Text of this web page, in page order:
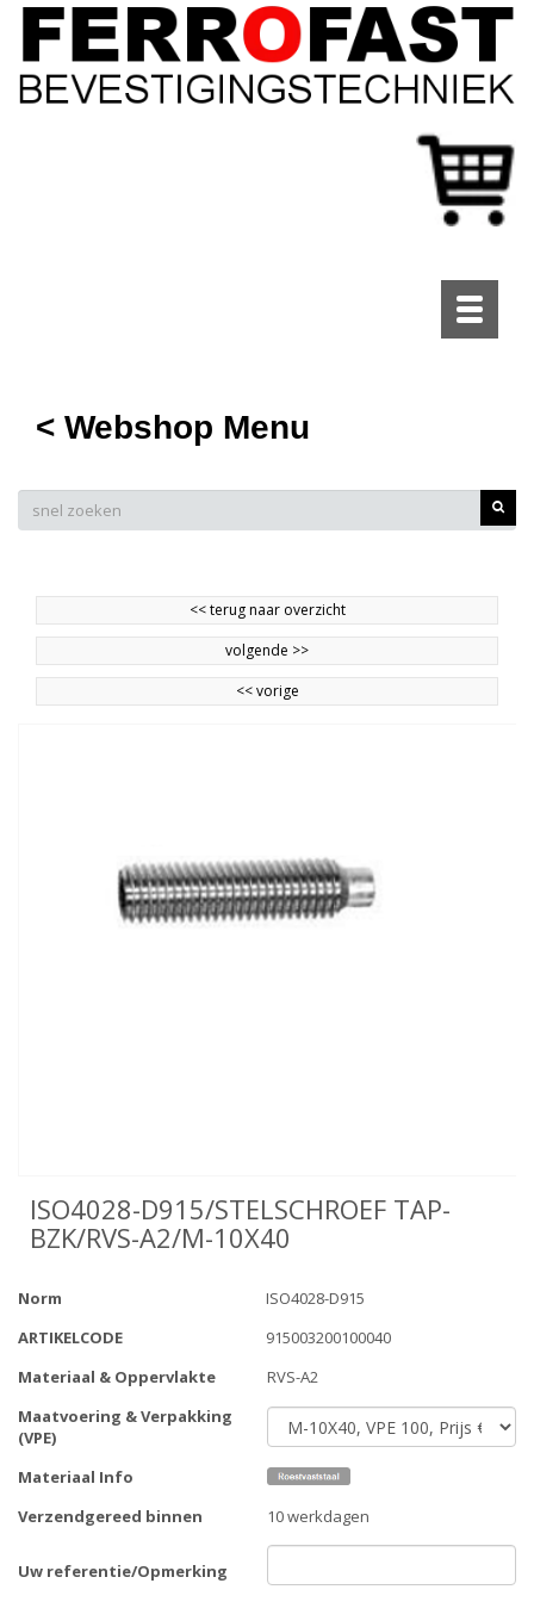
Toggle
< Webshop Menu
<<terug naar overzicht
volgende >>
<<vorige
ISO4028-D915/STELSCHROEF TAP-
BZK/RVS-A2/M-10X40
Norm
ISO4028-D915
ARTIKELCODE
915003200100040
Materiaal & Oppervlakte
RVS-A2
Maatvoering & Verpakking
(VPE)
Materiaal Info
Verzendgereed binnen
10 werkdagen
Uw referentie/Opmerking